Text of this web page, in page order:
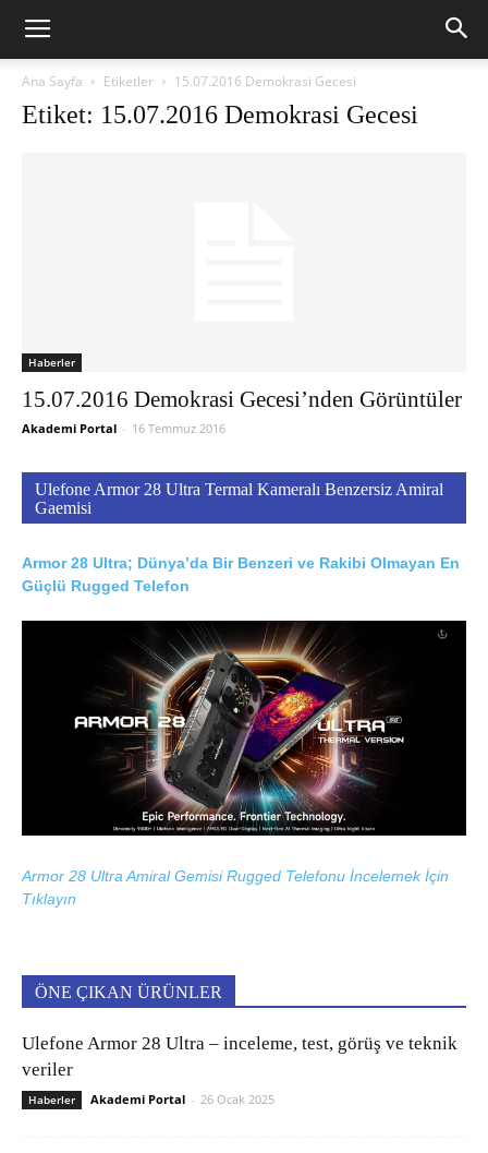
Ana Sayfa Etiketler 15.07.2016 Demokrasi Gecesi
Etiket: 15.07.2016 Demokrasi Gecesi
Haberler
15.07.2016 Demokrasi Gecesi’nden Görüntüler
Akademi Portal - 16 Temmuz 2016
Ulefone Armor 28 Ultra Termal Kameralı Benzersiz Amiral
Gaemisi
Armor 28 Ultra; Dünya’da Bir Benzeri ve Rakibi Olmayan En
Güçlü Rugged Telefon
Armor 28 Ultra Amiral Gemisi Rugged Telefonu İncelemek İçin
Tıklayın
ÖNE ÇIKAN ÜRÜNLER
Ulefone Armor 28 Ultra – inceleme, test, görüş ve teknik
veriler
Haberler Akademi Portal - 26 Ocak 2025